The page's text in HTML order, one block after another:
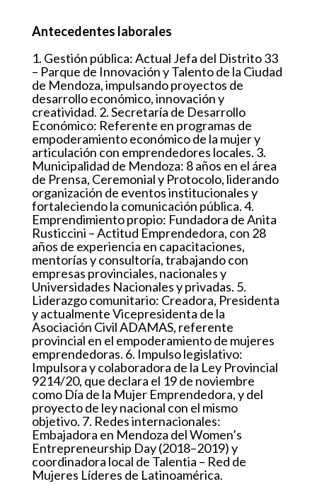
Antecedentes laborales
1. Gestión pública: Actual Jefa del Distrito 33
– Parque de Innovación y Talento de la Ciudad
de Mendoza, impulsando proyectos de
desarrollo económico, innovación y
creatividad. 2. Secretaría de Desarrollo
Económico: Referente en programas de
empoderamiento económico de la mujer y
articulación con emprendedores locales. 3.
Municipalidad de Mendoza: 8 años en el área
de Prensa, Ceremonial y Protocolo, liderando
organización de eventos institucionales y
fortaleciendo la comunicación pública. 4.
Emprendimiento propio: Fundadora de Anita
Rusticcini – Actitud Emprendedora, con 28
años de experiencia en capacitaciones,
mentorías y consultoría, trabajando con
empresas provinciales, nacionales y
Universidades Nacionales y privadas. 5.
Liderazgo comunitario: Creadora, Presidenta
y actualmente Vicepresidenta de la
Asociación Civil ADAMAS, referente
provincial en el empoderamiento de mujeres
emprendedoras. 6. Impulso legislativo:
Impulsora y colaboradora de la Ley Provincial
9214/20, que declara el 19 de noviembre
como Día de la Mujer Emprendedora, y del
proyecto de ley nacional con el mismo
objetivo. 7. Redes internacionales:
Embajadora en Mendoza del Women’s
Entrepreneurship Day (2018–2019) y
coordinadora local de Talentia – Red de
Mujeres Líderes de Latinoamérica.